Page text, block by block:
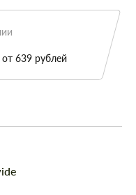
639 рублей